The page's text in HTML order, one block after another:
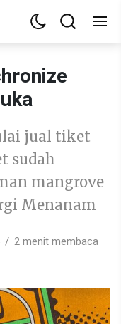
jual tiket
sudah
mangrove
Menanam
2 menit membaca